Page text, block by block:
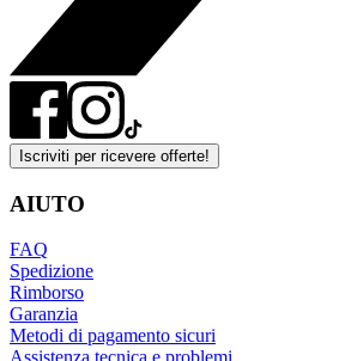
Iscriviti per ricevere offerte!
AIUTO
FAQ
Spedizione
Rimborso
Garanzia
Metodi di pagamento sicuri